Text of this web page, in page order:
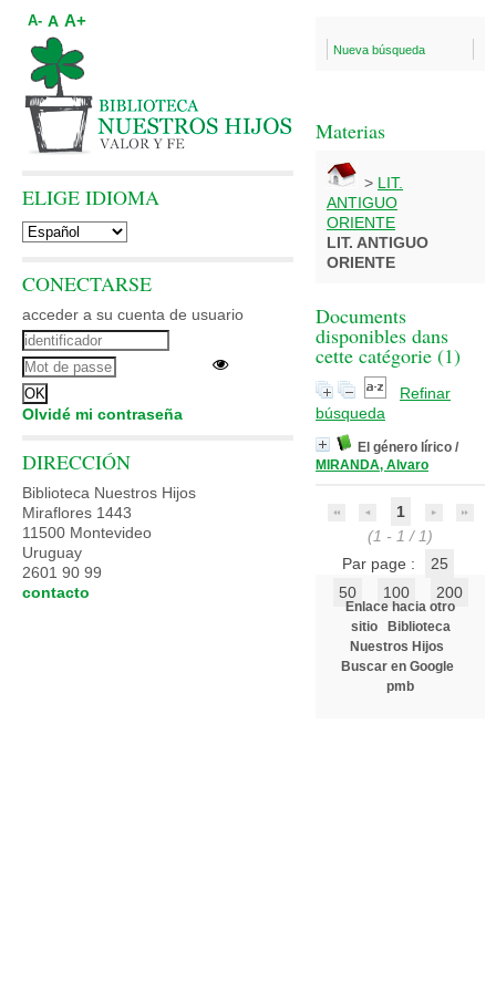
Nueva búsqueda
Materias
> LIT.
ANTIGUO
ORIENTE
LIT. ANTIGUO
ORIENTE
Documents
disponibles dans
cette catégorie (1)
Refinar
búsqueda
El género lírico /
MIRANDA, Alvaro
1
(1 - 1 / 1)
Par page :
25
50
100 200
Enlace hacia otro
sitio
Biblioteca
Nuestros Hijos
Buscar en Google
pmb
A- A A+
ELIGE IDIOMA
CONECTARSE
acceder a su cuenta de usuario
Olvidé mi contraseña
DIRECCIÓN
Biblioteca Nuestros Hijos
Miraflores 1443
11500 Montevideo
Uruguay
2601 90 99
contacto